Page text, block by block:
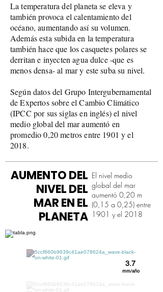
La temperatura del planeta se eleva y
también provoca el calentamiento del
océano, aumentando así su volumen.
Además esta subida en la temperatura
también hace que los casquetes polares se
derritan e inyecten agua dulce -que es
menos densa- al mar y este suba su nivel.
Según datos del Grupo Intergubernamental
de Expertos sobre el Cambio Climático
(IPCC por sus siglas en inglés) el nivel
medio global del mar aumentó en
promedio 0,20 metros entre 1901 y el
2018.
AUMENTO DEL
NIVEL DEL
MAR EN EL
PLANETA
El nivel medio
global del mar
aumentó 0,20 m
(0,15 a 0,25) entre
1901 y el 2018
3.7
mm/año